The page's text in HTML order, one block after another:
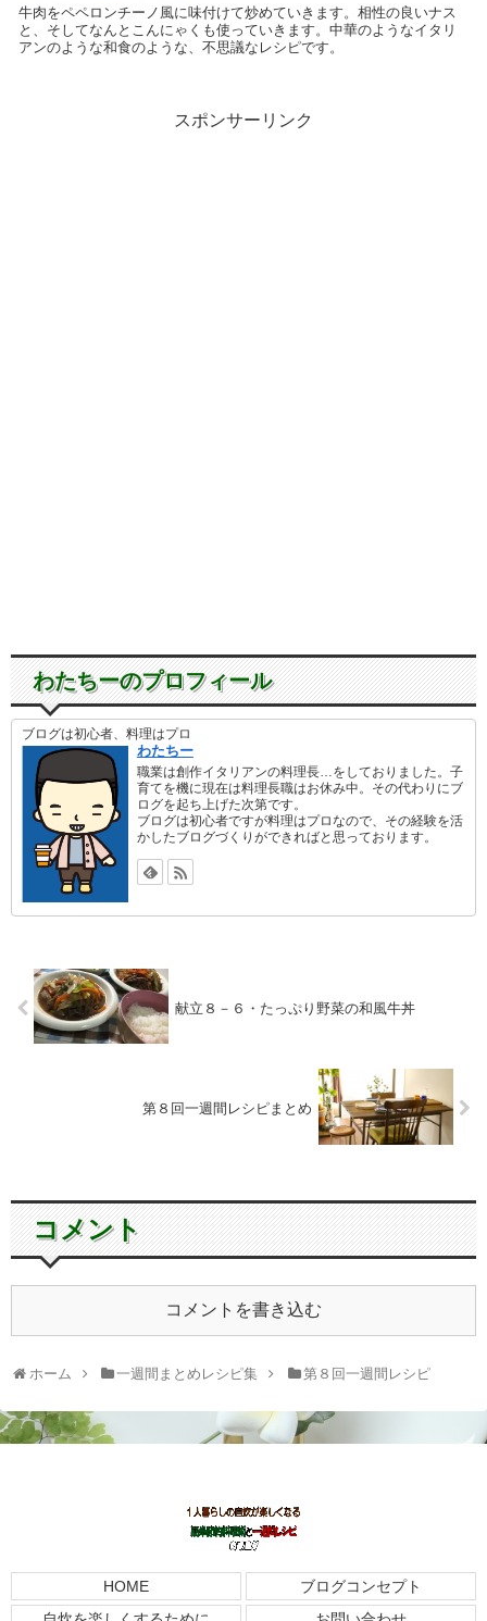
牛肉をペペロンチーノ風に味付けて炒めていきます。相性の良いナス
と、そしてなんとこんにゃくも使っていきます。中華のようなイタリ
アンのような和食のような、不思議なレシピです。
スポンサーリンク
わたちーのプロフィール
ブログは初心者、料理はプロ
わたちー
職業は創作イタリアンの料理長…をしておりました。子
育てを機に現在は料理長職はお休み中。その代わりにブ
ログを起ち上げた次第です。
ブログは初心者ですが料理はプロなので、その経験を活
かしたブログづくりができればと思っております。
献立８－６・たっぷり野菜の和風牛丼
第８回一週間レシピまとめ
コメント
コメントを書き込む
ホーム 一週間まとめレシピ集 第８回一週間レシピ
HOME
ブログコンセプト